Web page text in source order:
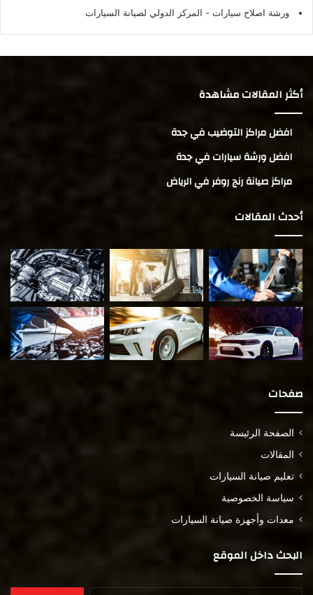
ورشة اصلاح سيارات - المركز الدولي لصيانة السيارات
أكثر المقالات مشاهدة
افضل مراكز التوضيب في جدة
افضل ورشة سيارات في جدة
مراكز صيانة رنج روفر في الرياض
أحدث المقالات
صفحات
الصفحة الرئيسة
المقالات
تعليم صيانة السيارات
سياسة الخصوصية
معدات وأجهزة صيانة السيارات
البحث داخل الموقع